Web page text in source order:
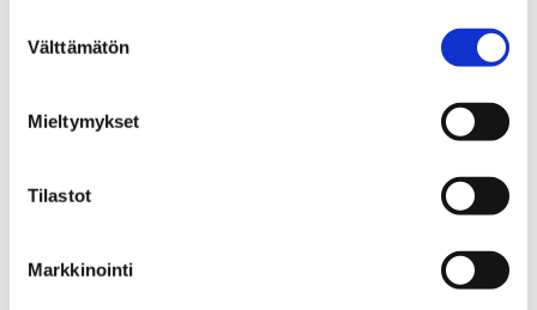
valinta
Välttämätön
Mieltymykset
Tilastot
Markkinointi
Kaupunkikehitys
Liikenneverkkosuunnittelu
Porin keskustan liikenneverkkosuunnitelma on
Työssä määritetään kaikkien liikennemuotojen